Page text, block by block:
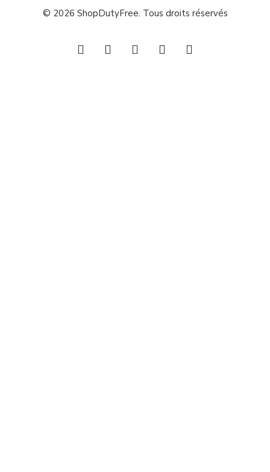
© 2026 ShopDutyFree. Tous droits réservés